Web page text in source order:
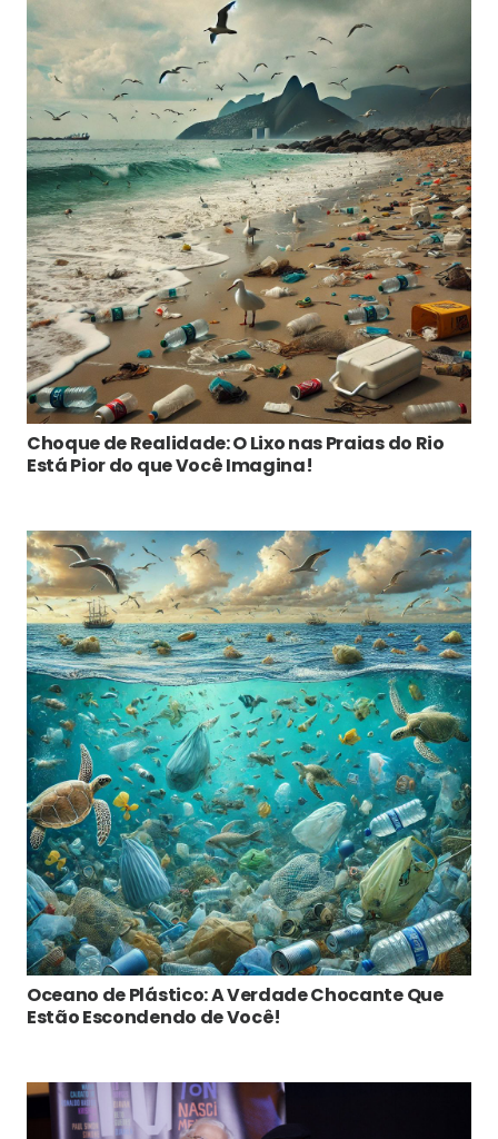
Choque de Realidade: O Lixo nas Praias do Rio
Está Pior do que Você Imagina!
Oceano de Plástico: A Verdade Chocante Que
Estão Escondendo de Você!